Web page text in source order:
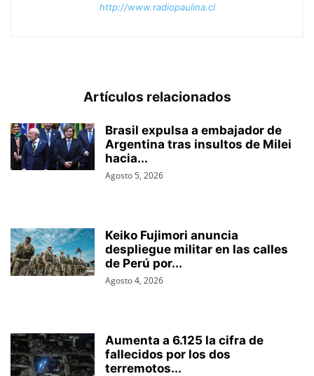
http://www.radiopaulina.cl
Artículos relacionados
Brasil expulsa a embajador de
Argentina tras insultos de Milei
hacia...
Agosto 5, 2026
Keiko Fujimori anuncia
despliegue militar en las calles
de Perú por...
Agosto 4, 2026
Aumenta a 6.125 la cifra de
fallecidos por los dos
terremotos...